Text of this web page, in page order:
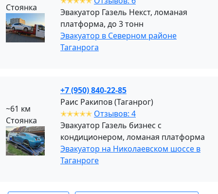
Стоянка
Эвакуатор Газель Некст, ломаная
платформа, до 3 тонн
Эвакуатор в Северном районе
Таганрога
~61 км
Стоянка
+7 (950) 840-22-85
Раис Ракипов (Таганрог)
✭✭✭✭✭ Отзывов: 4
Эвакуатор Газель бизнес с
кондиционером, ломаная платформа
Эвакуатор на Николаевском шоссе в
Таганроге